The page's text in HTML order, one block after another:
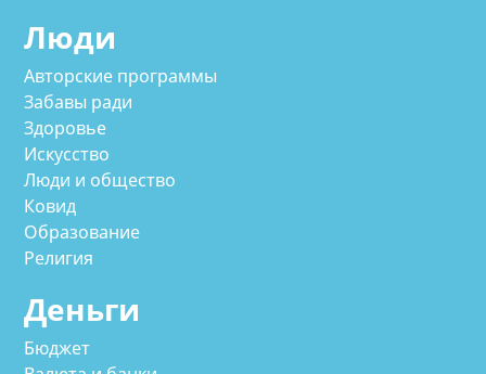
Люди
Авторские программы
Забавы ради
Здоровье
Искусство
Люди и общество
Ковид
Образование
Религия
Деньги
Бюджет